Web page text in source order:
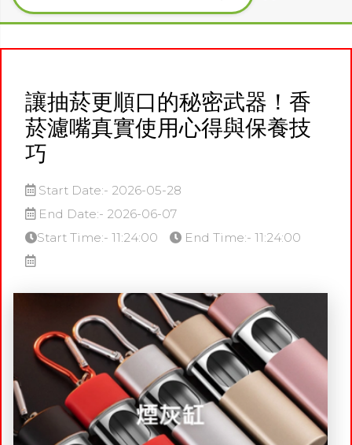
讓抽菸更順口的秘密武器！香
菸濾嘴真實使用心得與保養技
巧
Start Date:- 2026-05-28
End Date:- 2026-06-07
Start Time:- 11:24:00
End Time:- 11:24:00